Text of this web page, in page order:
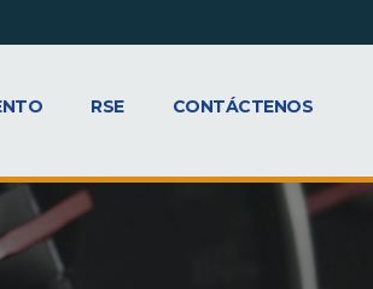
RSE CONTÁCTENOS